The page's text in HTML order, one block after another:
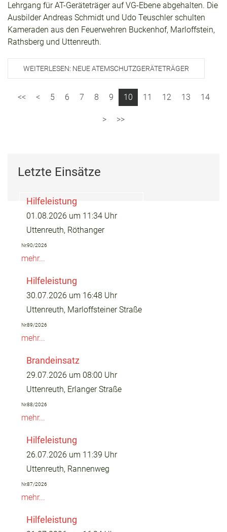
Lehrgang für AT-Geräteträger auf VG-Ebene abgehalten. Die
Ausbilder Andreas Schmidt und Udo Teuschler schulten
Kameraden aus den Feuerwehren Buckenhof, Marloffstein,
Rathsberg und Uttenreuth.
WEITERLESEN: NEUE ATEMSCHUTZGERÄTETRÄGER
5 6 7 8 9 10 11 12 13 14
Letzte Einsätze
Hilfeleistung
01.08.2026 um 11:34 Uhr
Uttenreuth, Röthanger
Nr.90/2026
mehr...
Hilfeleistung
30.07.2026 um 16:48 Uhr
Uttenreuth, Marloffsteiner Straße
Nr.89/2026
mehr...
Brandeinsatz
29.07.2026 um 08:00 Uhr
Uttenreuth, Erlanger Straße
Nr.88/2026
mehr...
Hilfeleistung
26.07.2026 um 11:39 Uhr
Uttenreuth, Rannenweg
Nr.87/2026
mehr...
Hilfeleistung